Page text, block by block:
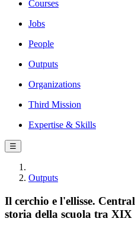
Courses
Jobs
People
Outputs
Organizations
Third Mission
Expertise & Skills
☰
Outputs
Il cerchio e l'ellisse.
storia della scuola tra XIX